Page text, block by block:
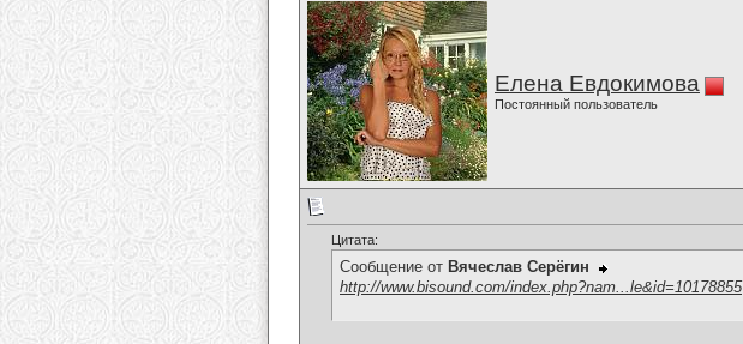
Елена Евдокимова
Постоянный пользователь
Цитата:
Сообщение от Вячеслав Серёгин
http://www.bisound.com/index.php?nam...le&id=10178855